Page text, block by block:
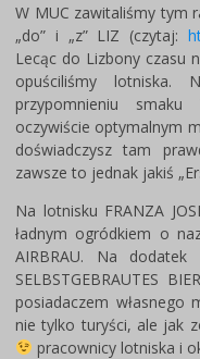
W MUC zawitaliśmy tym
„do” i „z” LIZ (czytaj:
Lecąc do Lizbony czasu
opuściliśmy
przypomnieniu smaku
oczywiście optymalnym
doświadczysz tam
zawsze to jednak jakiś
Na lotnisku FRANZA
ładnym ogródkiem o
AIRBRAU. Na
SELBSTGEBRAUTES
posiadaczem własnego
nie tylko turyści, ale jak
pracownicy lotniska i